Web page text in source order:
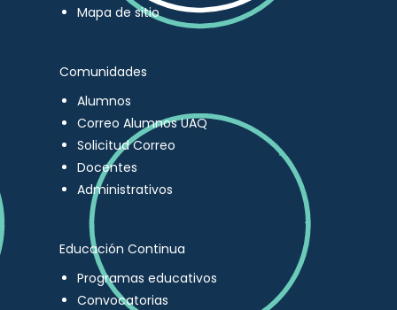
Mapa de sitio
Comunidades
Alumnos
Correo Alumnos UAQ
Solicitud Correo
Docentes
Administrativos
Educación Continua
Programas educativos
Convocatorias